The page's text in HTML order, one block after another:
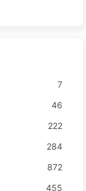
7
46
222
284
872
455